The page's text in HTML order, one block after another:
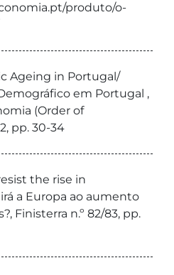
produto/o-
Ageing in Portugal/
em Portugal ,
(Order of
pp. 30-34
the rise in
a Europa ao aumento
Finisterra n.º 82/83, pp.